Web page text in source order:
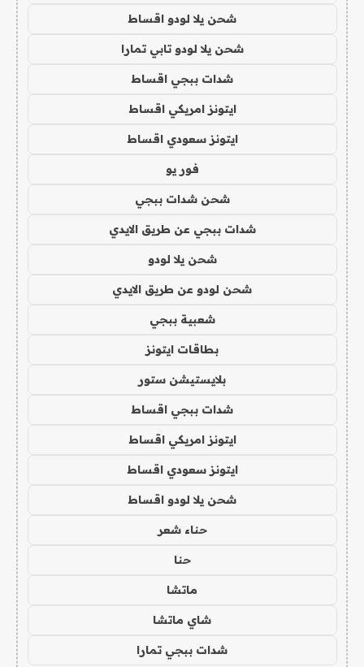
شحن يلا لودو اقساط
شحن يلا لودو تابي تمارا
شدات ببجي اقساط
ايتونز امريكي اقساط
ايتونز سعودي اقساط
فور يو
شحن شدات ببجي
شدات ببجي عن طريق الايدي
شحن يلا لودو
شحن لودو عن طريق الايدي
شعبية ببجي
بطاقات ايتونز
بلايستيشن ستور
شدات ببجي اقساط
ايتونز امريكي اقساط
ايتونز سعودي اقساط
شحن يلا لودو اقساط
حناء شعر
حنا
ماتشا
شاي ماتشا
شدات ببجي تمارا